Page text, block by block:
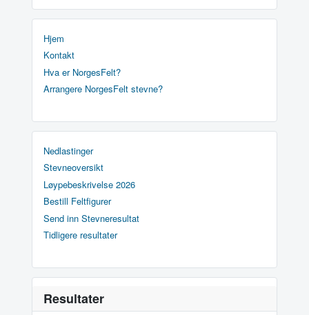
Hjem
Kontakt
Hva er NorgesFelt?
Arrangere NorgesFelt stevne?
Nedlastinger
Stevneoversikt
Løypebeskrivelse 2026
Bestill Feltfigurer
Send inn Stevneresultat
Tidligere resultater
Resultater